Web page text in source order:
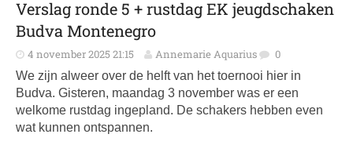
Verslag ronde 5 + rustdag EK jeugdschaken
Budva Montenegro
4 november 2025 21:15 Annemarie Aquarius 0
We zijn alweer over de helft van het toernooi hier in
Budva. Gisteren, maandag 3 november was er een
welkome rustdag ingepland. De schakers hebben even
wat kunnen ontspannen.